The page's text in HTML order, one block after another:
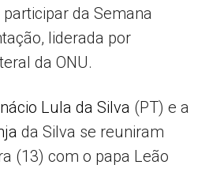
da Semana
liderada por
da ONU.
Lula da Silva (PT) e a
da Silva se reuniram
(13) com o papa Leão